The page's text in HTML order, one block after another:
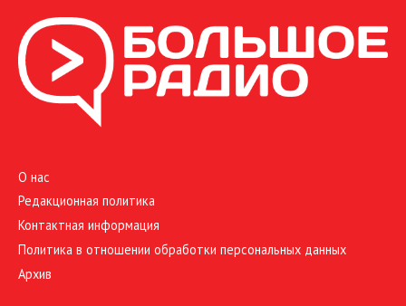
О нас
Редакционная политика
Контактная информация
Политика в отношении обработки персональных данных
Архив